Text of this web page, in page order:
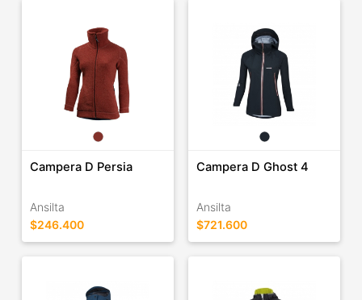
Campera D Persia
Ansilta
$246.400
Campera D Ghost 4
Ansilta
$721.600